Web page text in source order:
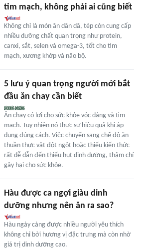
tim mạch, không phải ai cũng biết
Không chỉ là món ăn dân dã, tép còn cung cấp
nhiều dưỡng chất quan trọng như protein,
canxi, sắt, selen và omega-3, tốt cho tim
mạch, xương khớp và não bộ.
5 lưu ý quan trọng người mới bắt
đầu ăn chay cần biết
Ăn chay có lợi cho sức khỏe vóc dáng và tim
mạch. Tuy nhiên nó thực sự hiệu quả khi áp
dụng đúng cách. Việc chuyển sang chế độ ăn
thuần thực vật đột ngột hoặc thiếu kiến thức
rất dễ dẫn đến thiếu hụt dinh dưỡng, thậm chí
gây hại cho sức khỏe.
Hàu được ca ngợi giàu dinh
dưỡng nhưng nên ăn ra sao?
Hàu ngày càng được nhiều người yêu thích
không chỉ bởi hương vị đặc trưng mà còn nhờ
giá trị dinh dưỡng cao.